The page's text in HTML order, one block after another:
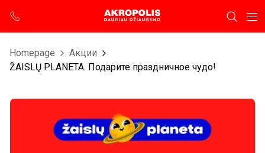
Homepage
Aкции
ŽAISLŲ PLANETA. Подарите праздничное чудо!